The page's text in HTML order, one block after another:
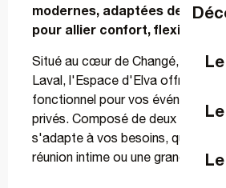
modernes, adaptées de 70 à
pour allier confort, flexibilité et
Situé au cœur de Changé, à
Laval, l'Espace d'Elva offre un
fonctionnel pour vos événements
privés. Composé de deux salles
s'adapte à vos besoins, que ce
réunion intime ou une grande